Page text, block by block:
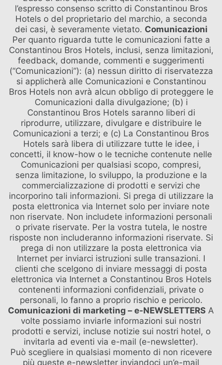
l’espresso consenso scritto di Constantinou Bros
Hotels o del proprietario del marchio, a seconda
dei casi, è severamente vietato. Comunicazioni
Per quanto riguarda tutte le comunicazioni fatte a
Constantinou Bros Hotels, inclusi, senza limitazioni,
feedback, domande, commenti e suggerimenti
(“Comunicazioni”): (a) nessun diritto di riservatezza
si applicherà alle Comunicazioni e Constantinou
Bros Hotels non avrà alcun obbligo di proteggere le
Comunicazioni dalla divulgazione; (b) i
Constantinou Bros Hotels saranno liberi di
riprodurre, utilizzare, divulgare e distribuire le
Comunicazioni a terzi; e (c) La Constantinou Bros
Hotels sarà libera di utilizzare tutte le idee, i
concetti, il know-how o le tecniche contenute nelle
Comunicazioni per qualsiasi scopo, compresi,
senza limitazione, lo sviluppo, la produzione e la
commercializzazione di prodotti e servizi che
incorporino tali informazioni. Si prega di utilizzare la
posta elettronica via Internet solo per inviare note
non riservate. Non includete informazioni personali
o private riservate. Per la vostra tutela, le nostre
risposte non includeranno informazioni riservate. Si
prega di non utilizzare la posta elettronica via
Internet per inviarci istruzioni sulle transazioni. I
clienti che scelgono di inviare messaggi di posta
elettronica via Internet a Constantinou Bros Hotels
contenenti informazioni confidenziali, private o
personali, lo fanno a proprio rischio e pericolo.
Comunicazioni di marketing – e-NEWSLETTERS A
volte possiamo inviarle informazioni sui nostri
prodotti e servizi, incluse notizie sui nostri hotel, o
invitarla ad eventi via e-mail (e-newsletter).
Può scegliere in qualsiasi momento di non ricevere
più queste e-newsletter inviandoci un’e-mail